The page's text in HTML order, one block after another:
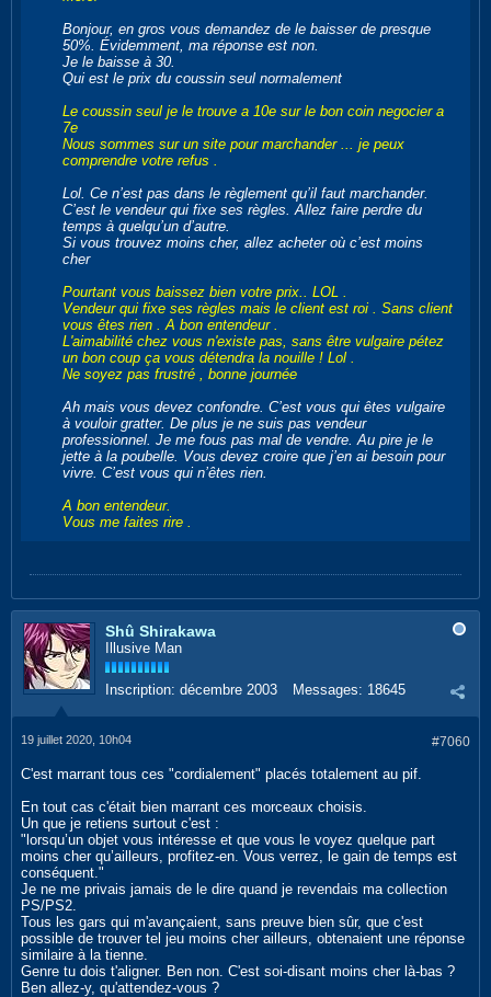
Bonjour, en gros vous demandez de le baisser de presque
50%. Évidemment, ma réponse est non.
Je le baisse à 30.
Qui est le prix du coussin seul normalement
Le coussin seul je le trouve a 10e sur le bon coin negocier a
7e
Nous sommes sur un site pour marchander ... je peux
comprendre votre refus .
Lol. Ce n’est pas dans le règlement qu’il faut marchander.
C’est le vendeur qui fixe ses règles. Allez faire perdre du
temps à quelqu’un d’autre.
Si vous trouvez moins cher, allez acheter où c’est moins
cher
Pourtant vous baissez bien votre prix.. LOL .
Vendeur qui fixe ses règles mais le client est roi . Sans client
vous êtes rien . A bon entendeur .
L'aimabilité chez vous n'existe pas, sans être vulgaire pétez
un bon coup ça vous détendra la nouille ! Lol .
Ne soyez pas frustré , bonne journée
Ah mais vous devez confondre. C’est vous qui êtes vulgaire
à vouloir gratter. De plus je ne suis pas vendeur
professionnel. Je me fous pas mal de vendre. Au pire je le
jette à la poubelle. Vous devez croire que j’en ai besoin pour
vivre. C’est vous qui n’êtes rien.
A bon entendeur.
Vous me faites rire .
Shû Shirakawa
Illusive Man
Inscription: décembre 2003 Messages: 18645
#7060
19 juillet 2020, 10h04
C'est marrant tous ces "cordialement" placés totalement au pif.
En tout cas c'était bien marrant ces morceaux choisis.
Un que je retiens surtout c'est :
"lorsqu’un objet vous intéresse et que vous le voyez quelque part
moins cher qu’ailleurs, profitez-en. Vous verrez, le gain de temps est
conséquent."
Je ne me privais jamais de le dire quand je revendais ma collection
PS/PS2.
Tous les gars qui m'avançaient, sans preuve bien sûr, que c'est
possible de trouver tel jeu moins cher ailleurs, obtenaient une réponse
similaire à la tienne.
Genre tu dois t'aligner. Ben non. C'est soi-disant moins cher là-bas ?
Ben allez-y, qu'attendez-vous ?